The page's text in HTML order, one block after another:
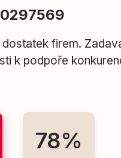
firem.
k podpoře
78%